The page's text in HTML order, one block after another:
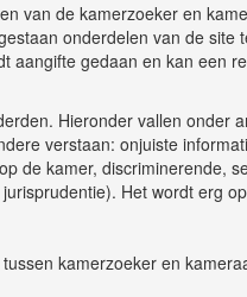
van de kamerzoeker en
onderdelen van de site
aangifte gedaan en kan een
Hieronder vallen onder
verstaan: onjuiste
de kamer, discriminerende,
Het wordt erg
kamerzoeker en